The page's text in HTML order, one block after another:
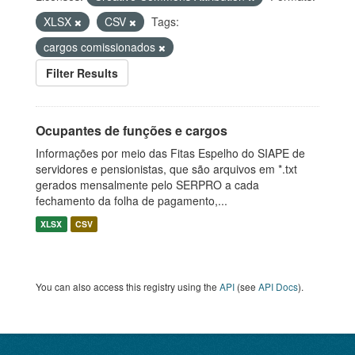
XLSX
CSV
Tags:
cargos comissionados
Filter Results
Ocupantes de funções e cargos
Informações por meio das Fitas Espelho do SIAPE de
servidores e pensionistas, que são arquivos em *.txt
gerados mensalmente pelo SERPRO a cada
fechamento da folha de pagamento,...
XLSX CSV
You can also access this registry using the API (see API Docs).